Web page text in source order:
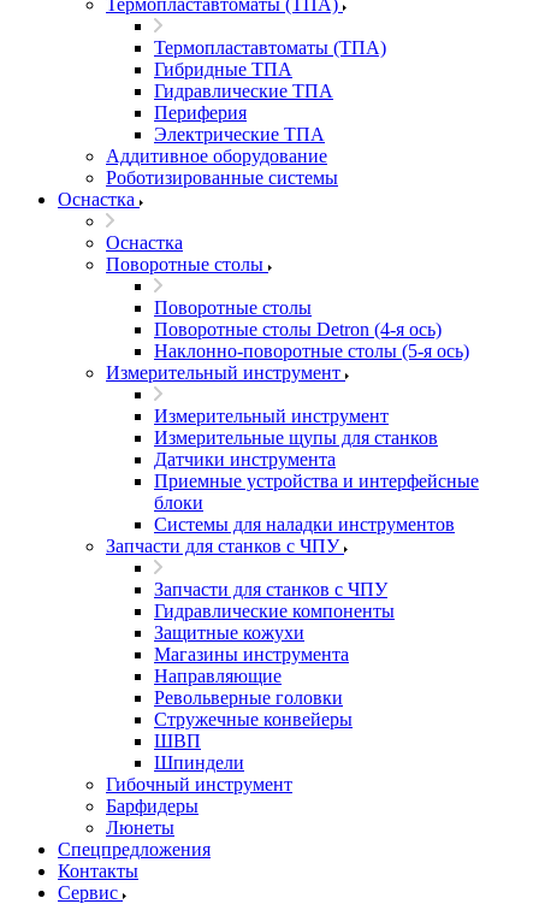
Термопластавтоматы (ТПА)
Термопластавтоматы (ТПА)
Гибридные ТПА
Гидравлические ТПА
Периферия
Электрические ТПА
Аддитивное оборудование
Роботизированные системы
Оснастка
Оснастка
Поворотные столы
Поворотные столы
Поворотные столы Detron (4-я ось)
Наклонно-поворотные столы (5-я ось)
Измерительный инструмент
Измерительный инструмент
Измерительные щупы для станков
Датчики инструмента
Приемные устройства и интерфейсные
блоки
Системы для наладки инструментов
Запчасти для станков с ЧПУ
Запчасти для станков с ЧПУ
Гидравлические компоненты
Защитные кожухи
Магазины инструмента
Направляющие
Револьверные головки
Стружечные конвейеры
ШВП
Шпиндели
Гибочный инструмент
Барфидеры
Люнеты
Спецпредложения
Контакты
Сервис